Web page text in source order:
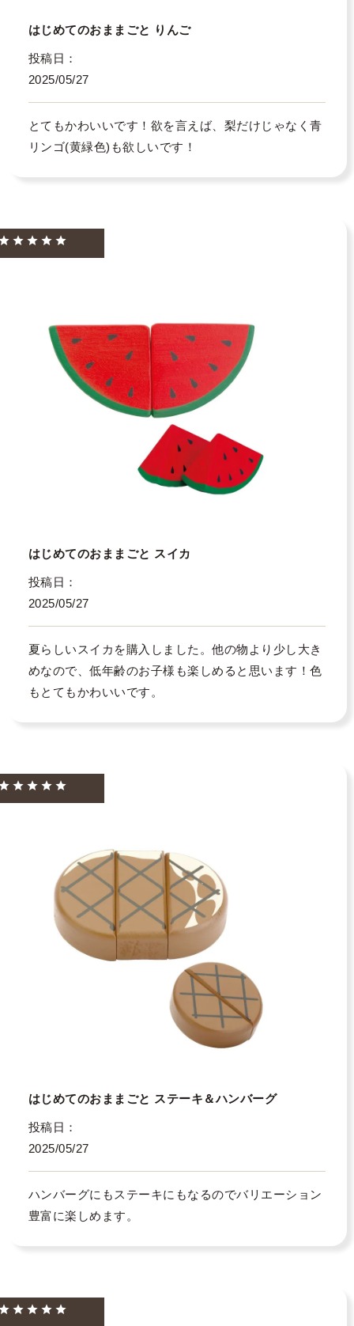
はじめてのおままごと りんご
投稿日
2025/05/27
とてもかわいいです！欲を言えば、梨だけじゃなく青
リンゴ(黄緑色)も欲しいです！
はじめてのおままごと スイカ
投稿日
2025/05/27
夏らしいスイカを購入しました。他の物より少し大き
めなので、低年齢のお子様も楽しめると思います！色
もとてもかわいいです。
はじめてのおままごと ステーキ＆ハンバーグ
投稿日
2025/05/27
ハンバーグにもステーキにもなるのでバリエーション
豊富に楽しめます。